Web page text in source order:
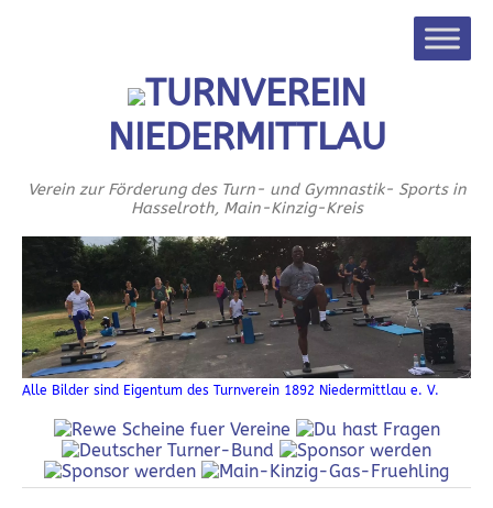
TURNVEREIN
NIEDERMITTLAU
Verein zur Förderung des Turn- und Gymnastik- Sports in
Hasselroth, Main-Kinzig-Kreis
Alle Bilder sind Eigentum des Turnverein 1892 Niedermittlau e. V.